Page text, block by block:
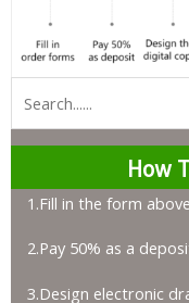
How
1.Fill in the form above
2.Pay 50% as a
3.Design electronic